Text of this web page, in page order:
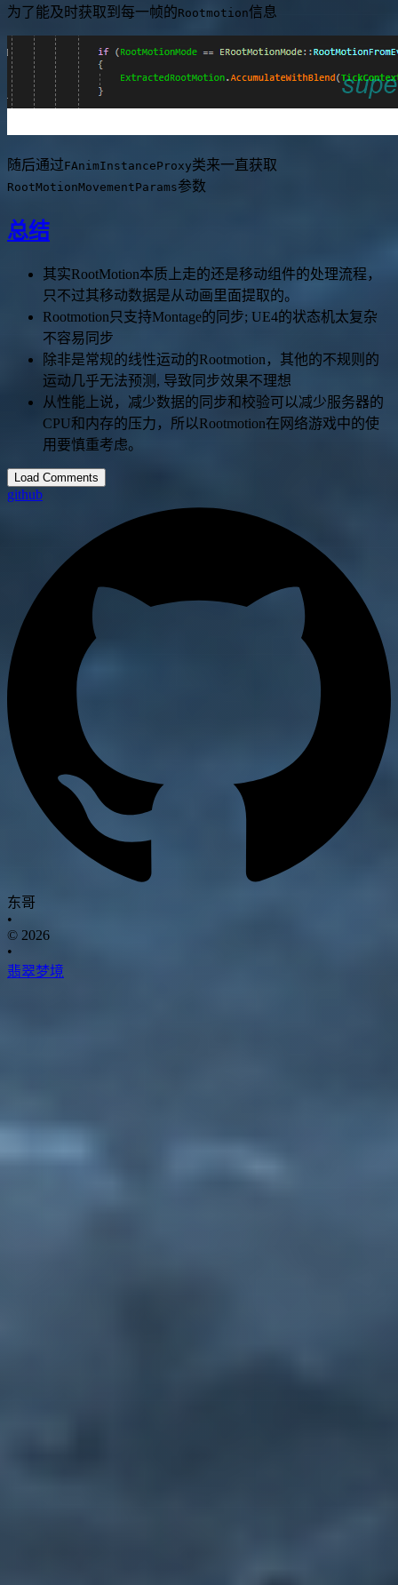
为了能及时获取到每一帧的Rootmotion信息
随后通过FAnimInstanceProxy类来一直获取
RootMotionMovementParams参数
总结
其实RootMotion本质上走的还是移动组件的处理流程，
只不过其移动数据是从动画里面提取的。
Rootmotion只支持Montage的同步; UE4的状态机太复杂
不容易同步
除非是常规的线性运动的Rootmotion，其他的不规则的
运动几乎无法预测, 导致同步效果不理想
从性能上说，减少数据的同步和校验可以减少服务器的
CPU和内存的压力，所以Rootmotion在网络游戏中的使
用要慎重考虑。
Load Comments
github
东哥
•
© 2026
•
翡翠梦境